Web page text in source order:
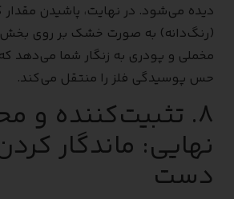
دیده می‌شود. در نهایت، پاشیدن
(رنگ‌دانه) به صورت خشک بر روی
مخملی و پودری به زنگار شما می‌دهد
حس پوسیدگی فلز را منتقل می‌کند.
۸. تثبیت‌کننده و
نهایی: ماندگار
دست